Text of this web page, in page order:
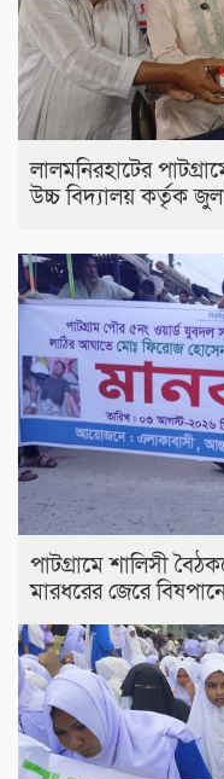
লালমনিরহাটের
উচ্চ বিদ্যালয় কর্তৃক
পাটগ্রামে শালিসী
মারধরের জেরে